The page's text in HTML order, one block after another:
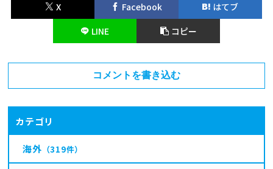
X Facebook
はてブ
LINE
コピー
コメントを書き込む
カテゴリ
海外 （319件）